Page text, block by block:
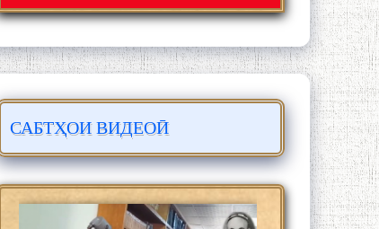
САБТҲОИ ВИДЕОӢ
Сайре дар Осорхона Муҳаммадҷон
Раҳимӣ